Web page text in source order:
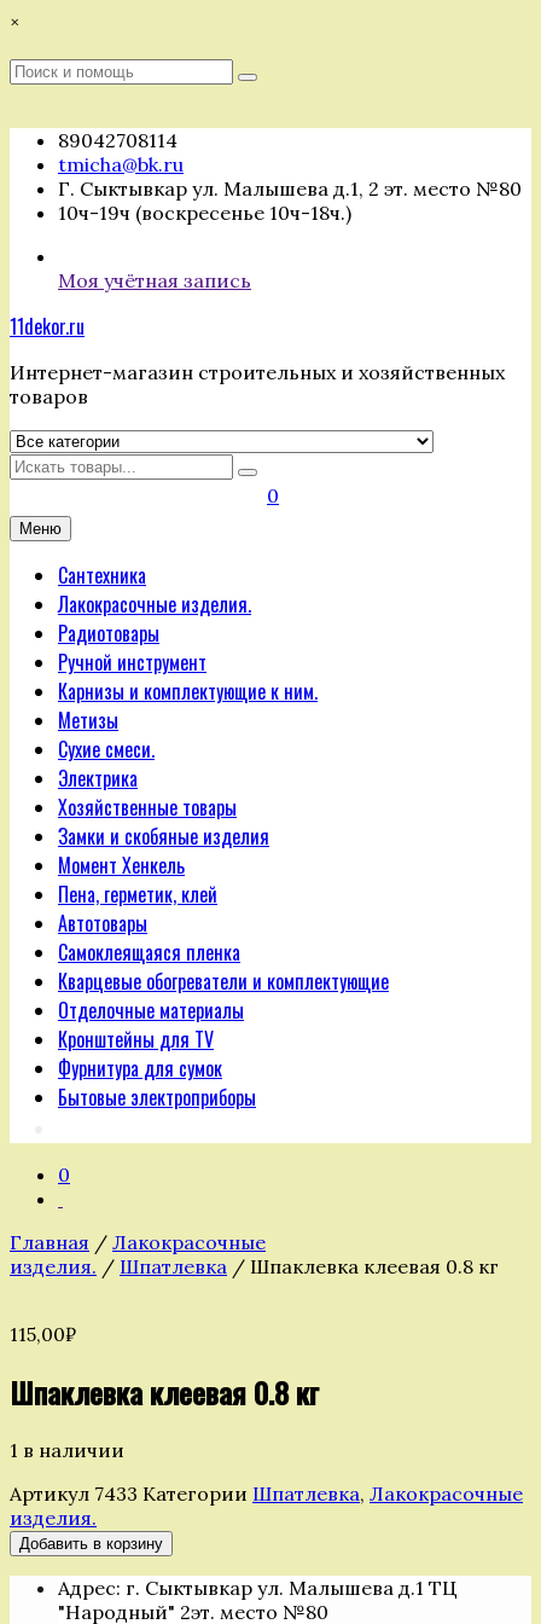
Перейти
содержимому
×
Поиск
Поиск
89042708114
tmicha@bk.ru
Г. Сыктывкар ул. Малышева д.1, 2 эт. место №80
10ч-19ч (воскресенье 10ч-18ч.)
Моя учётная запись
11dekor.ru
Интернет-магазин строительных и хозяйственных
товаров
Искать
0
Меню
Сантехника
Лакокрасочные изделия.
Радиотовары
Ручной инструмент
Карнизы и комплектующие к ним.
Метизы
Сухие смеси.
Электрика
Хозяйственные товары
Замки и скобяные изделия
Момент Хенкель
Пена, герметик, клей
Автотовары
Самоклеящаяся пленка
Кварцевые обогреватели и комплектующие
Отделочные материалы
Кронштейны для TV
Фурнитура для сумок
Бытовые электроприборы
0
Главная / Лакокрасочные
изделия. / Шпатлевка / Шпаклевка клеевая 0.8 кг
115,00₽
Шпаклевка клеевая 0.8 кг
1 в наличии
Артикул 7433 Категории Шпатлевка, Лакокрасочные
изделия.
Количество
товара
Шпаклевка
клеевая
Добавить в корзину
Адрес: г. Сыктывкар ул. Малышева д.1 ТЦ
"Народный" 2эт. место №80